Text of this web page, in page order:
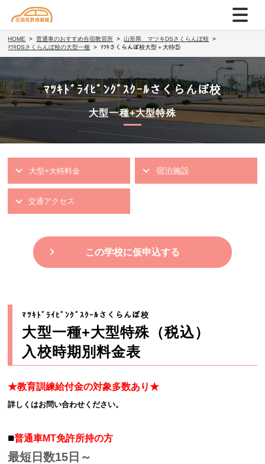
HOME 普通車のおすすめ合宿教習所
山形県 マツキDSさくらんぼ校
ﾏﾂｷDSさくらんぼ校の大型一種
ﾏﾂｷさくらんぼ校大型＋大特⑤
ﾏﾂｷﾄﾞﾗｲﾋﾞﾝｸﾞｽｸｰﾙさくらんぼ校
大型一種+大型特殊
大型+大特料金 宿泊施設
交通アクセス
この学校に仮申込する
ﾏﾂｷﾄﾞﾗｲﾋﾞﾝｸﾞｽｸｰﾙさくらんぼ校
大型一種+大型特殊（税込）
入校時期別料金表
★教育訓練給付金の対象多数あり★
詳しくはお問い合わせください。
■普通車MT免許所持の方
最短日数15日～